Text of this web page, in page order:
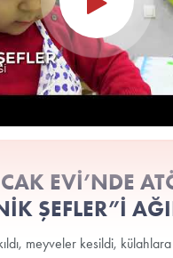
EVİ’NDE
ŞEFLER”İ
meyveler kesildi,